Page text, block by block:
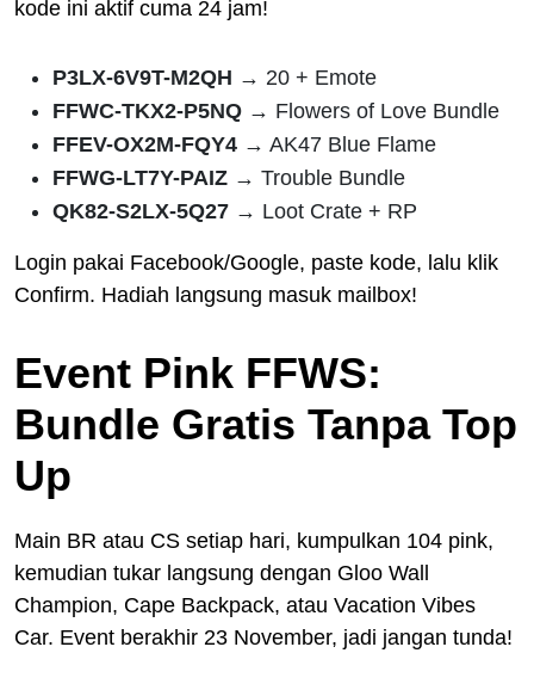
kode ini aktif cuma 24 jam!
P3LX-6V9T-M2QH → 20 + Emote
FFWC-TKX2-P5NQ → Flowers of Love Bundle
FFEV-OX2M-FQY4 → AK47 Blue Flame
FFWG-LT7Y-PAIZ → Trouble Bundle
QK82-S2LX-5Q27 → Loot Crate + RP
Login pakai Facebook/Google, paste kode, lalu klik
Confirm. Hadiah langsung masuk mailbox!
Event Pink FFWS:
Bundle Gratis Tanpa Top
Up
Main BR atau CS setiap hari, kumpulkan 104 pink,
kemudian tukar langsung dengan Gloo Wall
Champion, Cape Backpack, atau Vacation Vibes
Car. Event berakhir 23 November, jadi jangan tunda!